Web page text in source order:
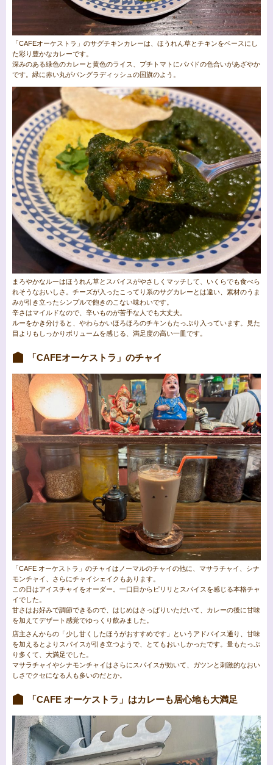
「CAFEオーケストラ」のサグチキンカレーは、ほうれん草とチキンをベースにし
た彩り豊かなカレーです。
深みのある緑色のカレーと黄色のライス、プチトマトにパパドの色合いがあざやか
です。緑に赤い丸がバングラディッシュの国旗のよう。
まろやかなルーはほうれん草とスパイスがやさしくマッチして、いくらでも食べら
れそうなおいしさ。チーズが入ったこってり系のサグカレーとは違い、素材のうま
みが引き立ったシンプルで飽きのこない味わいです。
辛さはマイルドなので、辛いものが苦手な人でも大丈夫。
ルーをかき分けると、やわらかいほろほろのチキンもたっぷり入っています。見た
目よりもしっかりボリュームを感じる、満足度の高い一皿です。
「CAFEオーケストラ」のチャイ
「CAFE オーケストラ」のチャイはノーマルのチャイの他に、マサラチャイ、シナ
モンチャイ、さらにチャイシェイクもあります。
この日はアイスチャイをオーダー。一口目からピリリとスパイスを感じる本格チャ
イでした。
甘さはお好みで調節できるので、はじめはさっぱりいただいて、カレーの後に甘味
を加えてデザート感覚でゆっくり飲みました。
店主さんからの「少し甘くしたほうがおすすめです」というアドバイス通り、甘味
を加えるとよりスパイスが引き立つようで、とてもおいしかったです。量もたっぷ
り多くて、大満足でした。
マサラチャイやシナモンチャイはさらにスパイスが効いて、ガツンと刺激的なおい
しさでクセになる人も多いのだとか。
「CAFE オーケストラ」はカレーも居心地も大満足